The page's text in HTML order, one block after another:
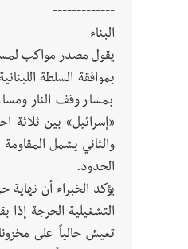
-------------
البناء
يقول مصدر مواكب
بموافقة السلطة
بمسار وقف النار
«إسرائيل» بين ثلاثة
الحدود.
يؤكد الخبراء أن نهاية
تعيش حالياً على